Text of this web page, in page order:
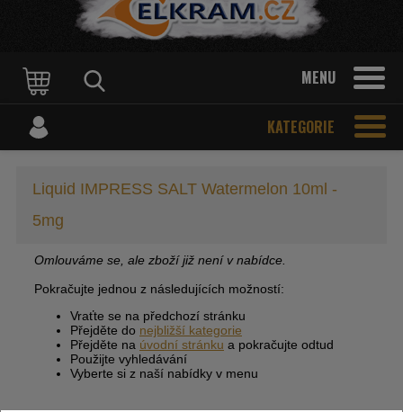
MENU
KATEGORIE
Liquid IMPRESS SALT Watermelon 10ml -
5mg
Omlouváme se, ale zboží již není v nabídce.
Pokračujte jednou z následujících možností:
Vraťte se na předchozí stránku
Přejděte do nejbližší kategorie
Přejděte na úvodní stránku a pokračujte odtud
Použijte vyhledávání
Vyberte si z naší nabídky v menu